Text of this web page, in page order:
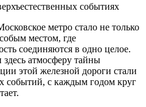
событиях
метро стало не только
местом, где
соединяются в одно целое.
атмосферу тайны
этой железной дороги стали
событий, с каждым годом круг